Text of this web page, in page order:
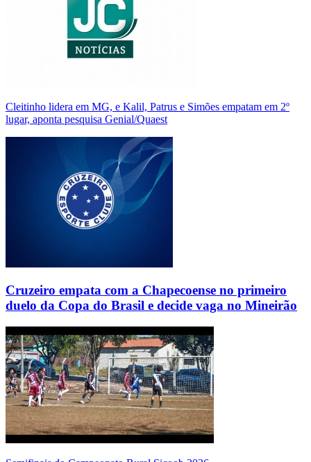
Cleitinho lidera em MG, e Kalil, Patrus e Simões empatam em 2º
lugar, aponta pesquisa Genial/Quaest
Cruzeiro empata com a Chapecoense no primeiro
duelo da Copa do Brasil e decide vaga no Mineirão